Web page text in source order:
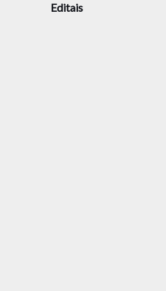
Editais